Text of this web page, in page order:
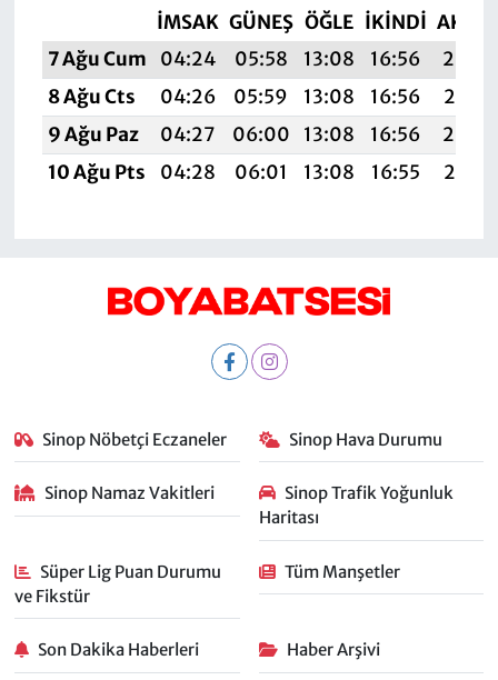
İMSAK GÜNEŞ ÖĞLE İKINDI
7 Ağu Cum
04:24 05:58 13:08 16:56
8 Ağu Cts
04:26 05:59 13:08 16:56
20:07
9 Ağu Paz
04:27 06:00 13:08 16:56
10 Ağu Pts
04:28 06:01 13:08 16:55 20:05
Sinop Nöbetçi Eczaneler Sinop Hava Durumu
Sinop Namaz Vakitleri
Sinop Trafik Yoğunluk
Haritası
Süper Lig Puan Durumu
ve Fikstür
Tüm Manşetler
Son Dakika Haberleri Haber Arşivi